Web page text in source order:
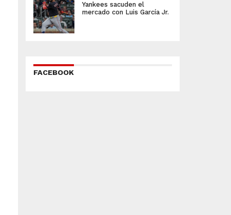
Yankees sacuden el
mercado con Luis García Jr.
FACEBOOK